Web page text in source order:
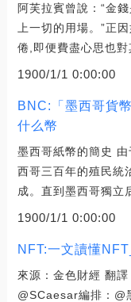
阿芙拉賓曾說：“金
上一切的用場。”正
倦,即便費盡心思也對
1900/1/1 0:00:00
BNC:「墨西哥貨
什么幣
墨西哥紙幣的簡史
西哥三百年的殖民統
成。直到墨西哥獨立
1900/1/1 0:00:00
NFT:一文讀懂
來源：金色財經 翻
@SCaesar編排：@